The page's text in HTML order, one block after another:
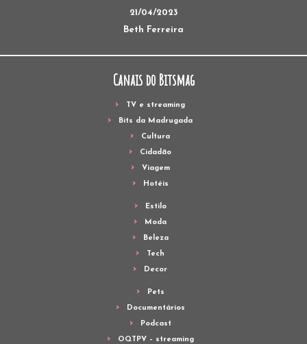
21/04/2023
Beth Ferreira
Canais do Bitsmag
TV e streaming
Bits da Madrugada
Cultura
Cidadão
Viagem
Hotéis
Estilo
Moda
Beleza
Tech
Decor
Pets
Documentários
Podcast
OQTPV – streaming